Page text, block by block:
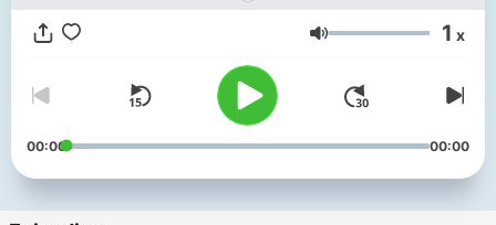
17:00-18:00 │ 全世界放送
【立即下載 寶島聯播網APP】
蘋果 IOS｜https://reurl.cc/LMxxkK
安卓 Android｜https://reurl.cc/QbllyZ
https://www.youtube.com/channel/UCS5EoJjZ3vZzjoPCezowCdA
Volumen 1 x
00:00 00:00